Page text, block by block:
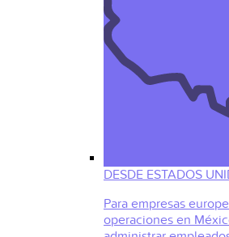
DESDE ESTADOS
Para empresas
operaciones en